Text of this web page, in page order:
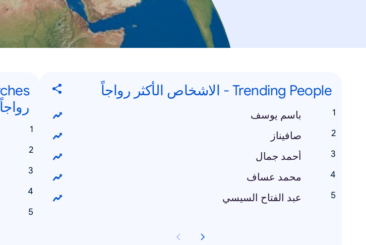
Trending People - الاشخاص الأكثر رواجاً
باسم يوسف
صافيناز
أحمد جمال
محمد عساف
عبد الفتاح السيسي
رواجاً